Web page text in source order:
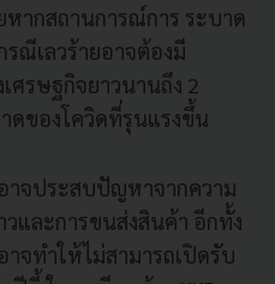
หากสถานการณ์การ ระบาด
รณีเลวร้ายอาจต้องมี
ศรษฐกิจยาวนานถึง 2
ดของโควิดที่รุนแรงขึ้น
าจประสบปัญหาจากความ
และการขนส่งสินค้า อีกทั้ง
จทำให้ไม่สามารถเปิดรับ